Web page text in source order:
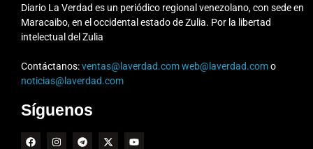
Diario La Verdad es un periódico regional venezolano, con sede en
Maracaibo, en el occidental estado de Zulia. Por la libertad
intelectual del Zulia
Contáctanos:ventas@laverdad.comweb@laverdad.como
noticias@laverdad.com
Síguenos